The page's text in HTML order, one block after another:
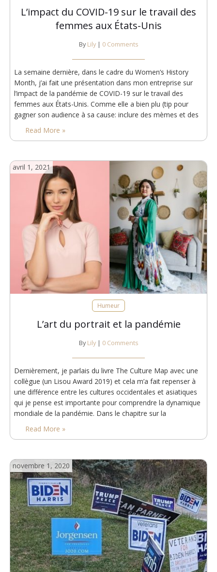
L’impact du COVID-19 sur le travail des
femmes aux États-Unis
By Lily | 0 Comments
La semaine dernière, dans le cadre du Women’s History
Month, j’ai fait une présentation dans mon entreprise sur
l’impact de la pandémie de COVID-19 sur le travail des
femmes aux États-Unis. Comme elle a bien plu (tip pour
gagner son audience à sa cause: inclure des mèmes et des
chats!) et que le sujet est intéressant, je me suis dis…
Read More »
avril 1, 2021
Humeur
L’art du portrait et la pandémie
By Lily | 0 Comments
Dernièrement, je parlais du livre The Culture Map avec une
collègue (un Lisou Award 2019) et cela m’a fait repenser à
une différence entre les cultures occidentales et asiatiques
qui je pense est importante pour comprendre la dynamique
mondiale de la pandémie. Dans le chapitre sur la
persuasion, Erin Meyer explique que certaines cultures
raisonnent d’abord sur les principes (typiquement…
Read More »
novembre 1, 2020